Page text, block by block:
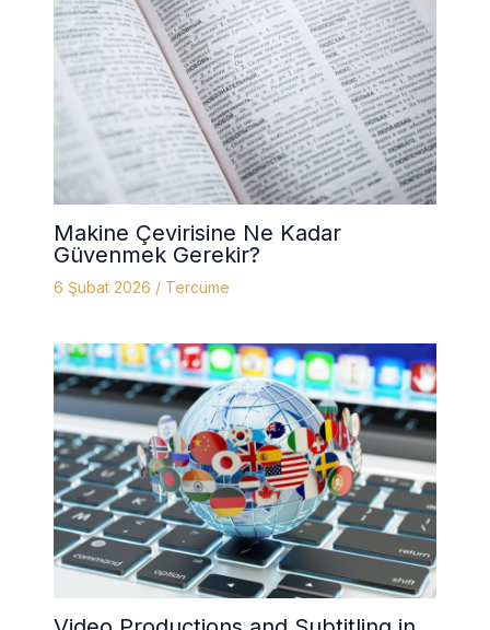
Makine Çevirisine Ne Kadar
Güvenmek Gerekir?
6 Şubat 2026 / Tercüme